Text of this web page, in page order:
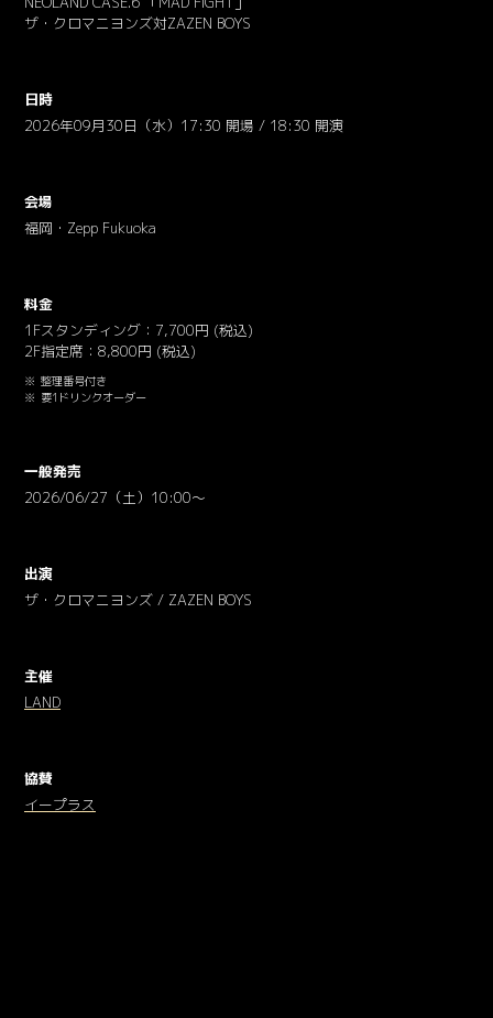
ザ・クロマニヨンズ対ZAZEN BOYS
日時
2026年09月30日（水）17:30 開場 / 18:30 開演
会場
福岡・Zepp Fukuoka
料金
1Fスタンディング：7,700円 (税込)
2F指定席：8,800円 (税込)
整理番号付き
要1ドリンクオーダー
一般発売
2026/06/27（土）10:00〜
出演
ザ・クロマニヨンズ / ZAZEN BOYS
主催
LAND
協賛
イープラス